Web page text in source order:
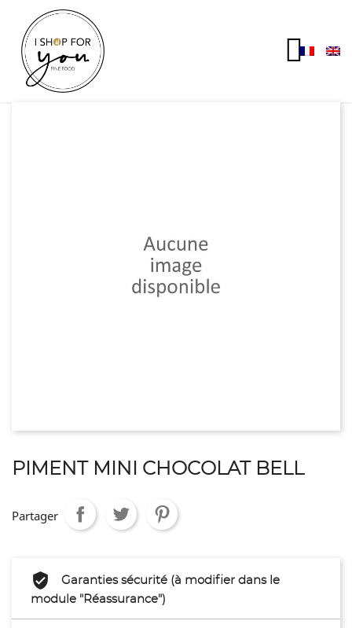
PIMENT MINI CHOCOLAT BELL
Partager
Garanties sécurité (à modifier dans le
module "Réassurance")